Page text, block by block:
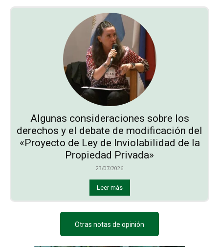
Algunas consideraciones sobre los
derechos y el debate de modificación del
«Proyecto de Ley de Inviolabilidad de la
Propiedad Privada»
23/07/2026
Leer más
Otras notas de opinión